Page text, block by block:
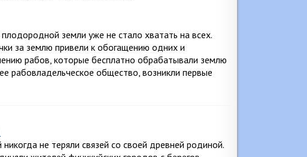
земли уже не стало хватать на всех.
за землю привели к обогащению одних и
рабов, которые бесплатно обрабатывали землю
рабовладельческое общество, возникли первые
не теряли связей со своей древней родиной.